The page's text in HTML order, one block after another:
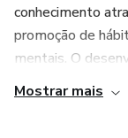
conhecimento
promoção de
mentais. O
Mostrar mais